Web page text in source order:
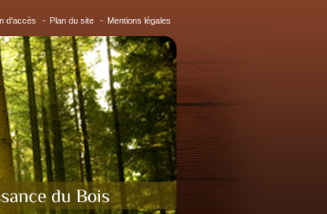
d'accès - Plan du site - Mentions légales